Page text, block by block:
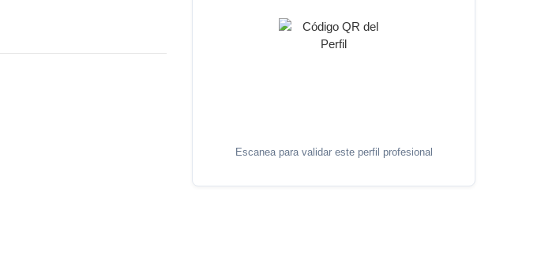
Escanea para validar este perfil profesional